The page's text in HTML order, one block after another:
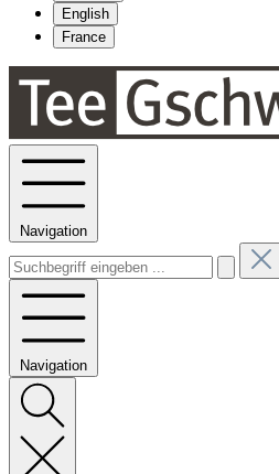
English
France
Navigation
Navigation